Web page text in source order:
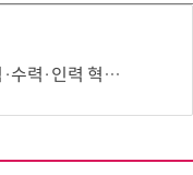
3력 혁신 TF 회의 첫 개최